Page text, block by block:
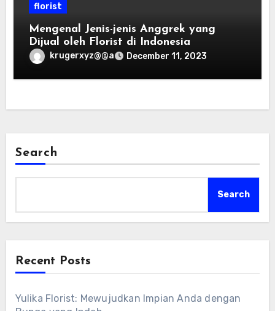
florist
Mengenal Jenis-jenis Anggrek yang
Dijual oleh Florist di Indonesia
krugerxyz@@a December 11, 2023
Search
Search
Recent Posts
Yulika Florist: Mewujudkan Impian Anda dengan